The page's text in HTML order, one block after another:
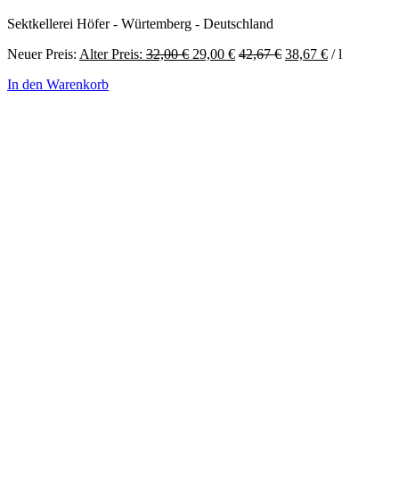
Sektkellerei Höfer - Würtemberg - Deutschland
Neuer Preis: Alter Preis: 32,00€ Ursprünglicher
29,00 €Aktueller
42,67€ 38,67 € /l
In den Warenkorb